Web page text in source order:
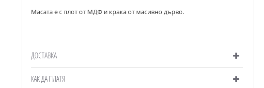
Масата е с плот от МДФ и крака от масивно дърво.
ДОСТАВКА
КАК ДА ПЛАТЯ